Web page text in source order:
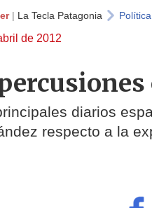
| La Tecla Patagonia
de 2012
diarios
respecto a la